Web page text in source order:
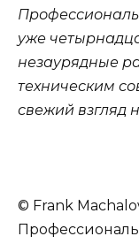
уже
незаурядные
техническим
свежий взгляд
© Frank